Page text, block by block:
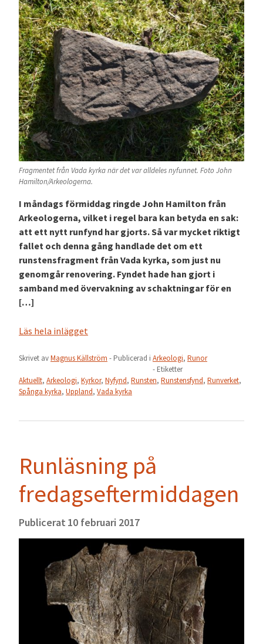
Fragmentet från Vada kyrka när det var alldeles nyfunnet. Foto John
Hamilton/Arkeologerna.
I måndags förmiddag ringde John Hamilton från
Arkeologerna, vilket i regel bara kan betyda en sak:
att ett nytt runfynd har gjorts. Så var mycket riktigt
fallet och denna gång handlade det om ett
runstensfragment från Vada kyrka, som just nu
genomgår renovering. Fyndet hade han gjort i
samband med övervakning av schaktningar för en
[…]
Läs hela inlägget
Skrivet avMagnus Källström - Publicerad i Arkeologi, Runor
- Etiketter
Aktuellt, Arkeologi, Kyrkor, Nyfynd, Runsten, Runstensfynd, Runverket,
Spånga kyrka, Uppland, Vada kyrka
Runläsning på
fredagseftermiddagen
Publicerat 10 februari 2017